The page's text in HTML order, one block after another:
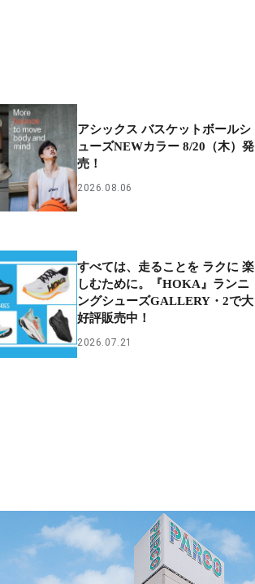
アシックス バスケットボールシ
ューズNEWカラー 8/20（木）発
売！
2026.08.06
すべては、走ることを ラクに 楽
しむために。『HOKA』ランニ
ングシューズGALLERY・2で大
好評販売中！
2026.07.21